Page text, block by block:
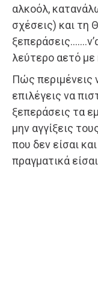
αλκοόλ,
σχέσεις) και τη
λεύτερο αετό με
Πώς περιμένεις
επιλέγεις να
ξεπεράσεις τα
μην αγγίξεις
που δεν είσαι
πραγματικά